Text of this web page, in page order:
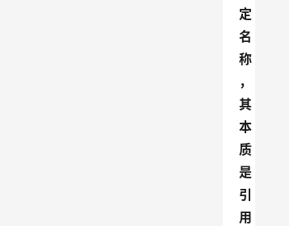
定
名
称
，
其
本
质
是
引
用